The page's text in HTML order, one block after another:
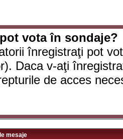
vota în sondaje?
înregistraţi pot
Daca v-aţi
de acces
mesaje